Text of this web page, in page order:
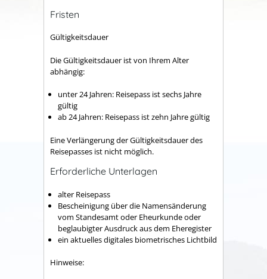
Fristen
Gültigkeitsdauer
Die Gültigkeitsdauer ist von Ihrem Alter
abhängig:
unter 24 Jahren: Reisepass ist sechs Jahre
gültig
ab 24 Jahren: Reisepass ist zehn Jahre gültig
Eine Verlängerung der Gültigkeitsdauer des
Reisepasses ist nicht möglich.
Erforderliche Unterlagen
alter Reisepass
Bescheinigung über die Namensänderung
vom Standesamt oder Eheurkunde oder
beglaubigter Ausdruck aus dem Eheregister
ein aktuelles digitales biometrisches Lichtbild
Hinweise: